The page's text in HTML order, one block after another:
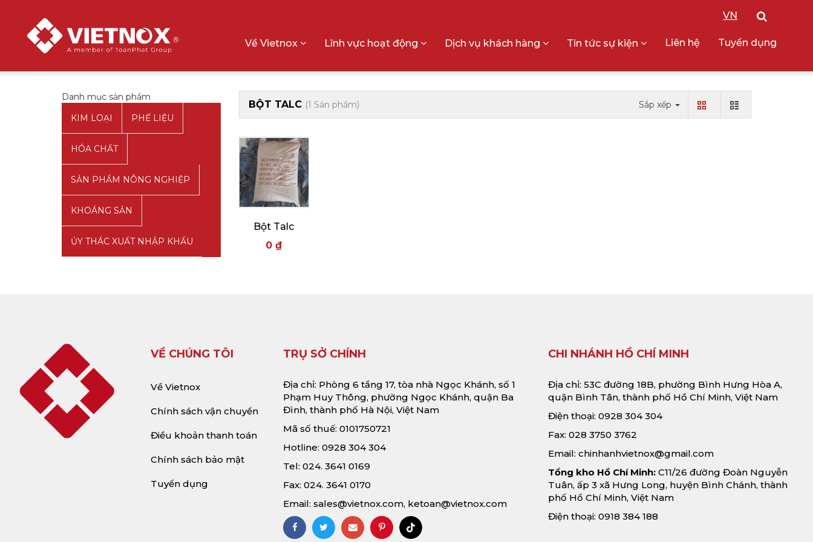
VN
Về Vietnox Lĩnh vực hoạt động Dịch vụ khách hàng Tin tức sự kiện Liên hệ Tuyển dụng
Danh mục sản phẩm
KIM LOẠI
PHẾ LIỆU
HÓA CHẤT
SẢN PHẨM NÔNG NGHIỆP
KHOÁNG SẢN
ỦY THÁC XUẤT NHẬP KHẨU
BỘT TALC (1 Sản phẩm) Sắp xếp
Bột Talc
0 ₫
VỀ CHÚNG TÔI
Về Vietnox
Chính sách vận chuyển
Điều khoản thanh toán
Chính sách bảo mật
Tuyển dụng
TRỤ SỞ CHÍNH
Địa chỉ: Phòng 6 tầng 17, tòa nhà Ngọc Khánh, số 1
Phạm Huy Thông, phường Ngọc Khánh, quận Ba
Đình, thành phố Hà Nội, Việt Nam
Mã số thuế: 0101750721
Hotline: 0928 304 304
Tel: 024. 3641 0169
Fax: 024. 3641 0170
Email: sales@vietnox.com, ketoan@vietnox.com
CHI NHÁNH HỒ CHÍ MINH
Địa chỉ: 53C đường 18B, phường Bình Hưng Hòa A,
quận Bình Tân, thành phố Hồ Chí Minh, Việt Nam
Điện thoại: 0928 304 304
Fax: 028 3750 3762
Email: chinhanhvietnox@gmail.com
Tổng kho Hồ Chí Minh: C11/26 đường Đoàn Nguyễn
Tuân, ấp 3 xã Hưng Long, huyện Bình Chánh, thành
phố Hồ Chí Minh, Việt Nam
Điện thoại: 0918 384 188